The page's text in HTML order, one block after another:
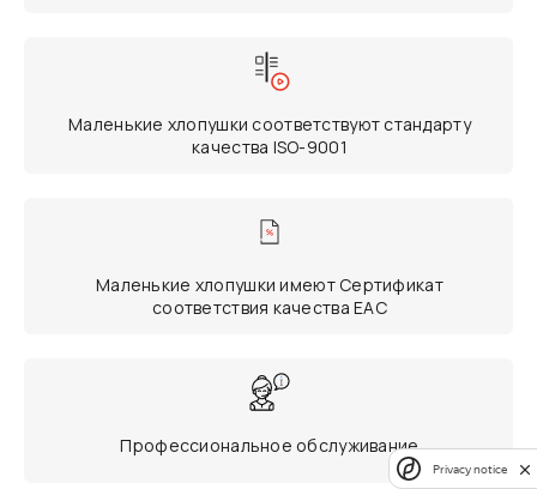
Маленькие хлопушки соответствуют стандарту
качества ISO-9001
Маленькие хлопушки имеют Сертификат
соответствия качества ЕАС
Профессиональное обслуживание
Privacy notice